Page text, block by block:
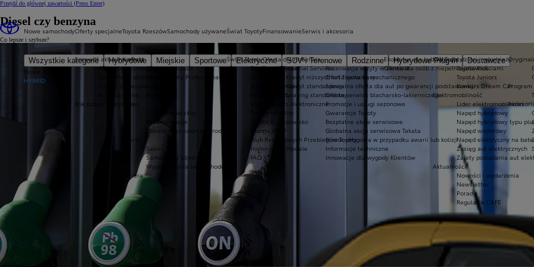
Przejdź do głównej zawartości (Press Enter)
Nowe samochody
Wszystkie kategorie Hybrydowe Miejskie Sportowe Elektryczne SUV i Terenowe Rodzinne Hybrydowe Plug-in
Dostawcze
Nowe Aygo X
HYBRID
Oferty specjalne
Sprawdź aktualne oferty
Aktualne promocje
Samochody dostawcze Toyota Professional
Oferta biznesowa
Auta używane
Rok potęgi 8 premier
Ekobonus dla hybryd Toyoty
Oferta dla osób z niepełnosprawnościami
Toyota Rzeszów
Kontakt
Kontakt i dojazd
O nas
O stacji dilerskiej
Rekomendacje
Zobacz nasz salon od środka
Oferta
Salon
Samochody Używane
Wypożyczalnia samoichodów
Kariera
Samochody używaneŚwiat Toyoty
Świat Toyoty
Dlaczego Toyota?
Toyota w Europie
Fabryki Toyoty
Toyota Mobility
Toyota a środowisko
Norma WLTP
Klub Rekordowych Przebiegów Toyoty
Historyczne Modele
FAQ
Kluby dla dzieci i młodzieży
Toyota Kids
Toyota Juniors
Konkurs Dream Car
Elektromobilność
Lider elektromobilności
Napęd hybrydowy
Napęd hybrydowy typu
Napęd wodorowy
Napęd elektryczny na
Zasięg aut elektrycznych
Zalety posiadania aut
Aktualności
Nowości i wydarzenia
Newsletter
Porady
Regulacje CAFE
Finansowanie
Oferta dla firm
Toyota Financial Services
Kredyt niższych rat Toyota Easy
Kredyt standardowy
Leasing standardowy
Płatności elektroniczne
Serwis i akcesoria
Serwis
Rezerwacja wizyty w serwisie
Oferta serwisu mechanicznego
Specjalna oferta dla aut po gwarancji podstawowej
Oferta serwisu blacharsko-lakierniczego
Promocje i usługi sezonowe
Gwarancje Toyoty
Bezpłatne akcje serwisowe
Globalna akcja serwisowa Takata
Pomoc drogowa w przypadku awarii lub kolizji
Informacje techniczne
Innowacje dla wygody Klientów
Program
Diesel czy benzyna
Co lepsze i szybsze?